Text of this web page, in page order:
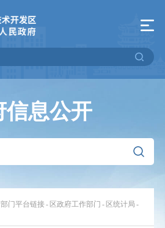
信息公开
门平台链接- 区政府工作部门 - 区统计局 -